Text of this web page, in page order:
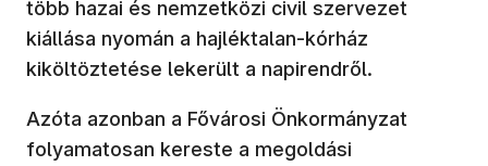
több hazai és nemzetközi civil szervezet
kiállása nyomán a hajléktalan-kórház
kiköltöztetése lekerült a napirendről.
Azóta azonban a Fővárosi Önkormányzat
folyamatosan kereste a megoldási